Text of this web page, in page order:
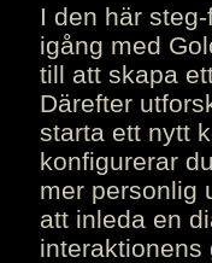
I den här
igång med
till att skapa
Därefter
starta ett nytt
konfigurerar
mer personlig
att inleda en
interaktionens